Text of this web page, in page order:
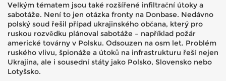
Velkým tématem jsou také rozšířené infiltrační útoky a
sabotáže. Není to jen otázka fronty na Donbase. Nedávno
polský soud řešil případ ukrajinského občana, který pro
ruskou rozvědku plánoval sabotáže – například požár
americké továrny v Polsku. Odsouzen na osm let. Problém
ruského vlivu, špionáže a útoků na infrastrukturu řeší nejen
Ukrajina, ale i sousední státy jako Polsko, Slovensko nebo
Lotyšsko.